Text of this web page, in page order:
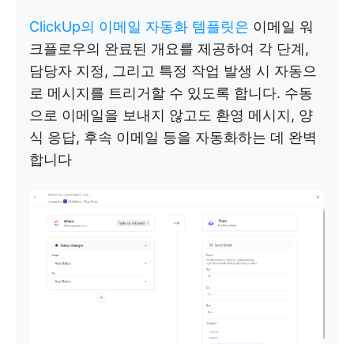
ClickUp의 이메일 자동화 템플릿은 이메일 워
크플로우의 완료된 개요를 제공하여 각 단계,
담당자 지정, 그리고 특정 작업 발생 시 자동으
로 메시지를 트리거할 수 있도록 합니다. 수동
으로 이메일을 보내지 않고도 환영 메시지, 양
식 응답, 후속 이메일 등을 자동화하는 데 완벽
합니다